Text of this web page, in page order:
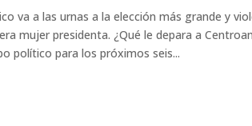
va a las urnas a la elección más grande y
mujer presidenta. ¿Qué le depara a
político para los próximos seis...